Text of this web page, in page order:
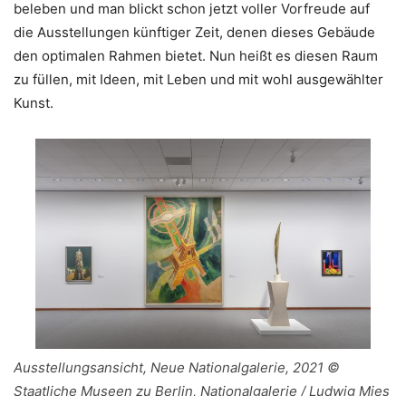
beleben und man blickt schon jetzt voller Vorfreude auf
die Ausstellungen künftiger Zeit, denen dieses Gebäude
den optimalen Rahmen bietet. Nun heißt es diesen Raum
zu füllen, mit Ideen, mit Leben und mit wohl ausgewählter
Kunst.
Ausstellungsansicht, Neue Nationalgalerie, 2021 ©
Staatliche Museen zu Berlin, Nationalgalerie / Ludwig Mies